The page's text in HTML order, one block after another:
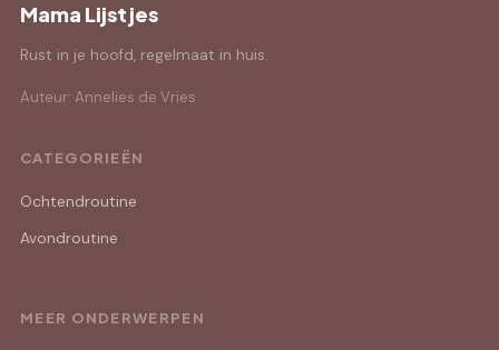
Mama Lijstjes
Rust in je hoofd, regelmaat in huis.
Auteur: Annelies de Vries
CATEGORIEËN
Ochtendroutine
Avondroutine
MEER ONDERWERPEN